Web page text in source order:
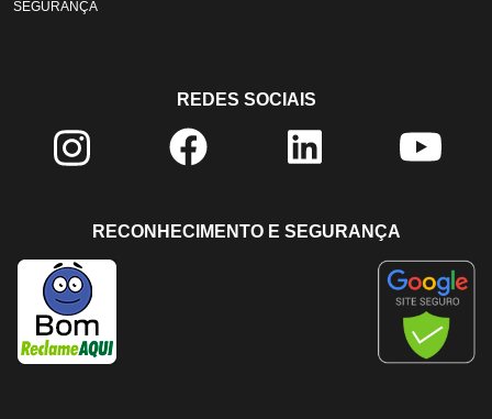
SEGURANÇA
REDES SOCIAIS
RECONHECIMENTO E SEGURANÇA